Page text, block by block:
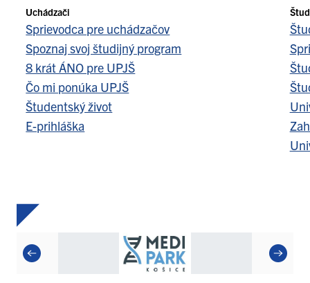
Uchádzači
Sprievodca pre uchádzačov
Spoznaj svoj študijný program
8 krát ÁNO pre UPJŠ
Čo mi ponúka UPJŠ
Študentský život
E-prihláška